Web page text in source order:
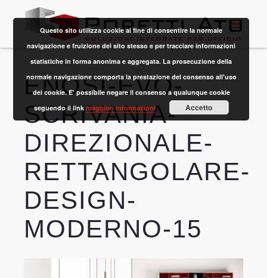
ENOSI-EVO-
SCRIVANIA-
DIREZIONALE-
RETTANGOLARE-
DESIGN-
MODERNO-15
Questo sito utilizza cookie al fine di consentire la normale
navigazione e fruizione del sito stesso e per tracciare informazioni
statistiche in forma anonima e aggregata. La prosecuzione della
normale navigazione comporta la prestazione del consenso all'uso
dei cookie. E' possibile negare il consenso a qualunque cookie
seguendo il linkmaggiori informazioni Accetto